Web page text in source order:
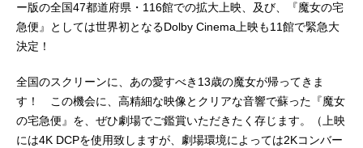
ー版の全国47都道府県・116館での拡大上映、及び、『魔女の宅
急便』としては世界初となるDolby Cinema上映も11館で緊急大
決定！
全国のスクリーンに、あの愛すべき13歳の魔女が帰ってきま
す！ この機会に、高精細な映像とクリアな音響で蘇った『魔女
の宅急便』を、ぜひ劇場でご鑑賞いただきたく存じます。（上映
には4K DCPを使用致しますが、劇場環境によっては2Kコンバー